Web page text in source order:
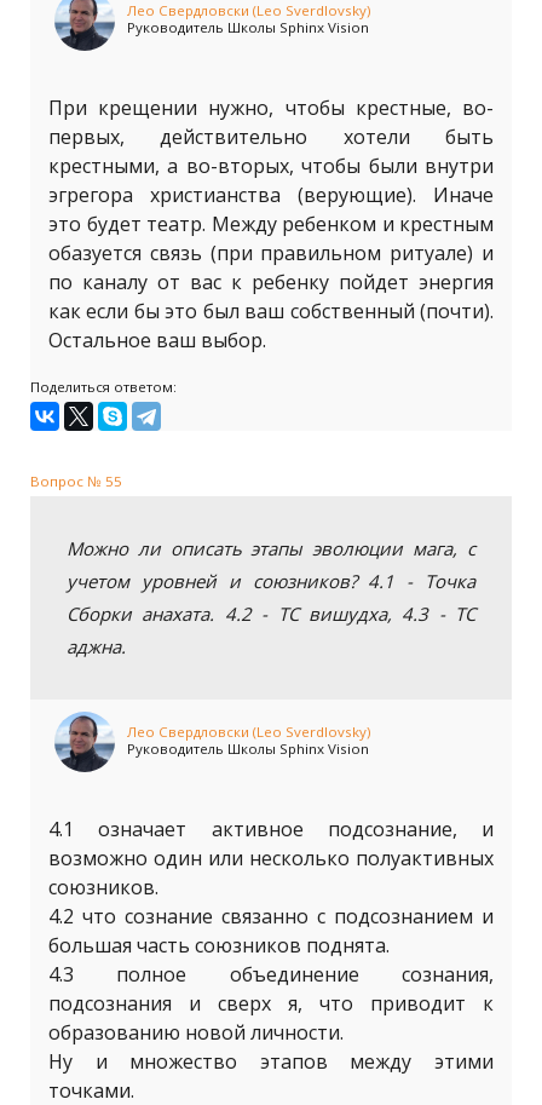
Лео Свердловски (Leo Sverdlovsky)
Руководитель Школы Sphinx Vision
При крещении нужно, чтобы крестные, во-
первых, действительно хотели быть
крестными, а во-вторых, чтобы были внутри
эгрегора христианства (верующие). Иначе
это будет театр. Между ребенком и крестным
обазуется связь (при правильном ритуале) и
по каналу от вас к ребенку пойдет энергия
как если бы это был ваш собственный (почти).
Остальное ваш выбор.
Поделиться ответом:
Вопрос № 55
Можно ли описать этапы эволюции мага, с
учетом уровней и союзников? 4.1 - Точка
Сборки анахата. 4.2 - ТС вишудха, 4.3 - ТС
аджна.
Лео Свердловски (Leo Sverdlovsky)
Руководитель Школы Sphinx Vision
4.1 означает активное подсознание, и
возможно один или несколько полуактивных
союзников.
4.2 что сознание связанно с подсознанием и
большая часть союзников поднята.
4.3 полное объединение сознания,
подсознания и сверх я, что приводит к
образованию новой личности.
Ну и множество этапов между этими
точками.